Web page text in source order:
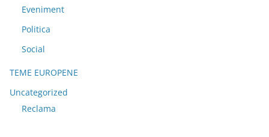
Eveniment
Politica
Social
TEME EUROPENE
Uncategorized
Reclama